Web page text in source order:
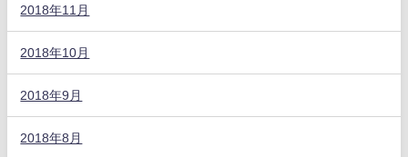
2018年11月
2018年10月
2018年9月
2018年8月